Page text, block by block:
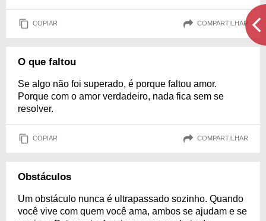
COPIAR COMPARTILHAR
O que faltou
Se algo não foi superado, é porque faltou amor.
Porque com o amor verdadeiro, nada fica sem se
resolver.
COPIAR COMPARTILHAR
Obstáculos
Um obstáculo nunca é ultrapassado sozinho. Quando
você vive com quem você ama, ambos se ajudam e se